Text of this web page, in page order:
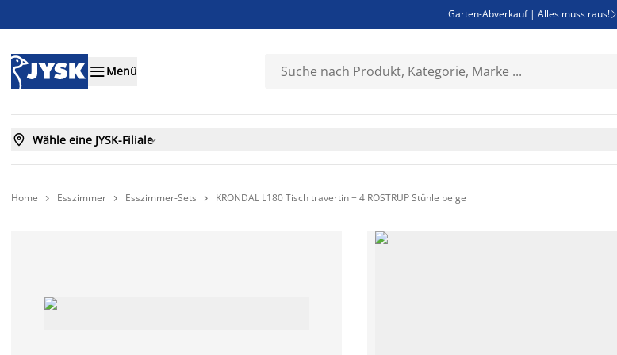
Garten-Abverkauf | Alles muss raus! 
Bist du Unternehmer? Entdecke JYSK-B2B
Menü
 Wähle eine JYSK-Filiale
Home  Esszimmer  Esszimmer-Sets  KRONDAL L180 Tisch travertin + 4 ROSTRUP Stühle beige